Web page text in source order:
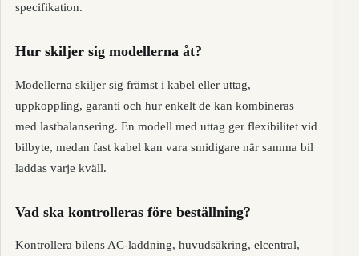
specifikation.
Hur skiljer sig modellerna åt?
Modellerna skiljer sig främst i kabel eller uttag,
uppkoppling, garanti och hur enkelt de kan kombineras
med lastbalansering. En modell med uttag ger flexibilitet vid
bilbyte, medan fast kabel kan vara smidigare när samma bil
laddas varje kväll.
Vad ska kontrolleras före beställning?
Kontrollera bilens AC-laddning, huvudsäkring, elcentral,